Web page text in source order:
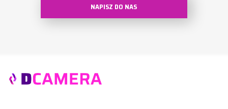
NAPISZ DO NAS